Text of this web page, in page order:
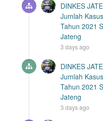
DINKES
Jumlah
Tahun 2021
Jateng
3 days ago
DINKES
Jumlah
Tahun 2021
Jateng
3 days ago